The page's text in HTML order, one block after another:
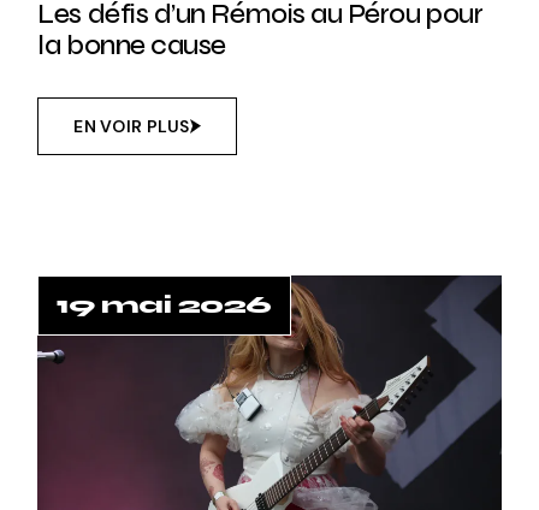
Les défis d’un Rémois au Pérou pour
la bonne cause
EN VOIR PLUS
19 mai 2026